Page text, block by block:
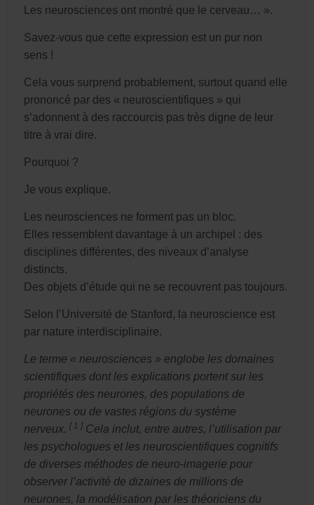
Les neurosciences ont montré que le cerveau… ».
Savez-vous que cette expression est un pur non
sens !
Cela vous surprend probablement, surtout quand elle
prononcé par des « neuroscientifiques » qui
s’adonnent à des raccourcis pas très digne de leur
titre à vrai dire.
Pourquoi ?
Je vous explique.
Les neurosciences ne forment pas un bloc.
Elles ressemblent davantage à un archipel : des
disciplines différentes, des niveaux d’analyse
distincts.
Des objets d’étude qui ne se recouvrent pas toujours.
Selon l’Université de Stanford, la neuroscience est
par nature interdisciplinaire.
Le terme « neurosciences » englobe les domaines
scientifiques dont les explications portent sur les
propriétés des neurones, des populations de
neurones ou de vastes régions du système
nerveux.[1 ] Cela inclut, entre autres, l’utilisation par
les psychologues et les neuroscientifiques cognitifs
de diverses méthodes de neuro-imagerie pour
observer l’activité de dizaines de millions de
neurones, la modélisation par les théoriciens du